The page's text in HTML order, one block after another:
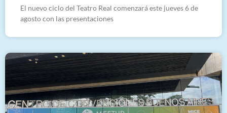
El nuevo ciclo del Teatro Real comenzará este jueves 6 de
agosto con las presentaciones